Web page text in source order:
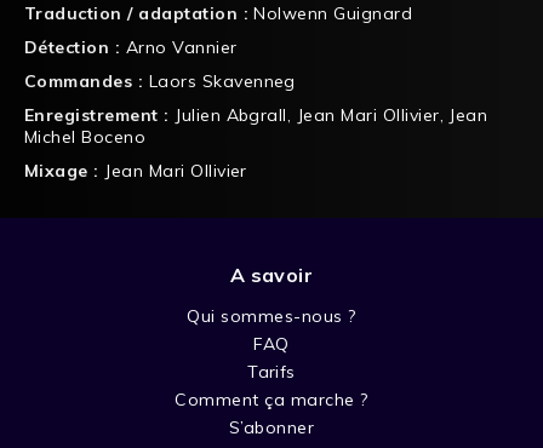
Traduction / adaptation :Nolwenn Guignard
Détection : Arno Vannier
Commandes : Laors Skavenneg
Enregistrement : Julien Abgrall, Jean Mari Ollivier, Jean
Michel Boceno
Mixage : Jean Mari Ollivier
A savoir
Qui sommes-nous ?
FAQ
Tarifs
Comment ça marche ?
S’abonner